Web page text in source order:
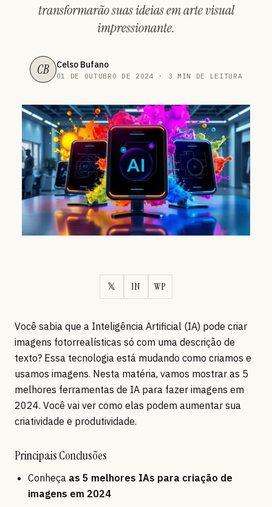
transformarão suas ideias em arte visual
impressionante.
CB Celso Bufano
01 DE OUTUBRO DE 2024 · 3 MIN DE LEITURA
𝕏 IN WP
Você sabia que a Inteligência Artificial (IA) pode criar
imagens fotorrealísticas só com uma descrição de
texto? Essa tecnologia está mudando como criamos e
usamos imagens. Nesta matéria, vamos mostrar as 5
melhores ferramentas de IA para fazer imagens em
2024. Você vai ver como elas podem aumentar sua
criatividade e produtividade.
Principais Conclusões
Conheça as 5 melhores IAs para criação de
imagens em 2024